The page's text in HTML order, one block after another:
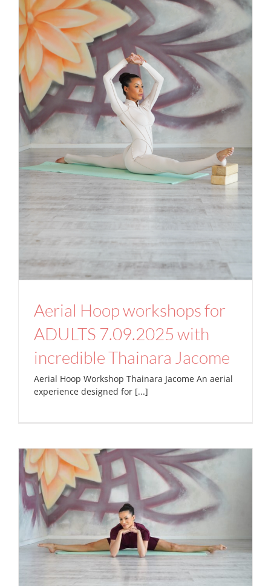
Aerial Hoop workshops for ADULTS 7.09.2025
with incredible Thainara Jacome
aerial joga Aktualności Studio Yoga
Aerial Hoop workshops for
ADULTS 7.09.2025 with
incredible Thainara Jacome
Aerial Hoop Workshop Thainara Jacome An aerial
experience designed for [...]
Aerial Hoop workshops for kids 7-12 with
incredible Thainara Jacome 6.09.2025
aerial joga Aktualności Joga Na macie Studio Yoga